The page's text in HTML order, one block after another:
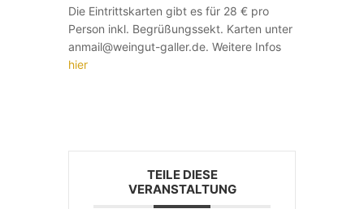
Die Eintrittskarten gibt es für 28 € pro
Person inkl. Begrüßungssekt. Karten unter
anmail@weingut-galler.de. Weitere Infos
hier
TEILE DIESE
VERANSTALTUNG